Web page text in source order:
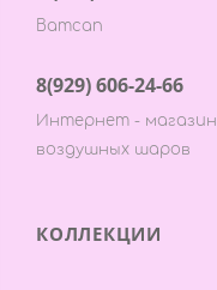
Ватсап
8(929) 606-24-66
Интернет - магазин
воздушных шаров
КОЛЛЕКЦИИ